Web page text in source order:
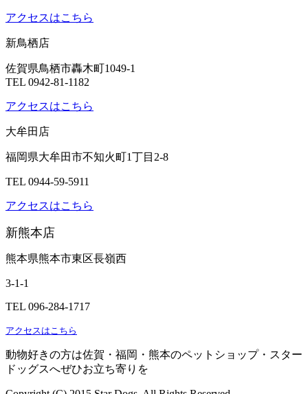
アクセスはこちら
新鳥栖店
佐賀県鳥栖市轟木町1049-1
TEL 0942-81-1182
アクセスはこちら
大牟田店
福岡県大牟田市不知火町1丁目2-8
TEL 0944-59-5911
アクセスはこちら
新熊本店
熊本県熊本市東区長嶺西
3-1-1
TEL 096-284-1717
アクセスはこちら
動物好きの方は佐賀・福岡・熊本のペットショップ・スター
ドッグスへぜひお立ち寄りを